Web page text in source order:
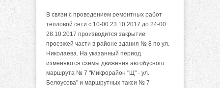
В связи с проведением ремонтных работ
тепловой сети с 10-00 23.10.2017 до 24-00
28.10.2017 производится закрытие
проезжей части в районе здания № 8 по ул.
Николаева. На указанный период
изменяются схемы движения автобусного
маршрута № 7 "Микрорайон "Щ" - ул.
Белоусова" и маршрутных такси № 7